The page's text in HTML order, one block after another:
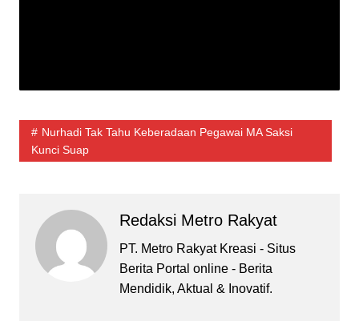
Nurhadi Tak Tahu Keberadaan Pegawai MA Saksi
Kunci Suap
Redaksi Metro Rakyat
PT. Metro Rakyat Kreasi - Situs
Berita Portal online - Berita
Mendidik, Aktual & Inovatif.